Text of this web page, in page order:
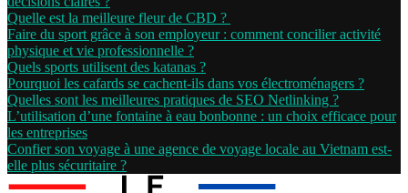
Quelle est la meilleure fleur de CBD ?
Faire du sport grâce à son employeur : comment concilier activité
physique et vie professionnelle ?
Quels sports utilisent des katanas ?
Pourquoi les cafards se cachent-ils dans vos électroménagers ?
Quelles sont les meilleures pratiques de SEO Netlinking ?
L’utilisation d’une fontaine à eau bonbonne : un choix efficace pour
les entreprises
Confier son voyage à une agence de voyage locale au Vietnam est-
elle plus sécuritaire ?